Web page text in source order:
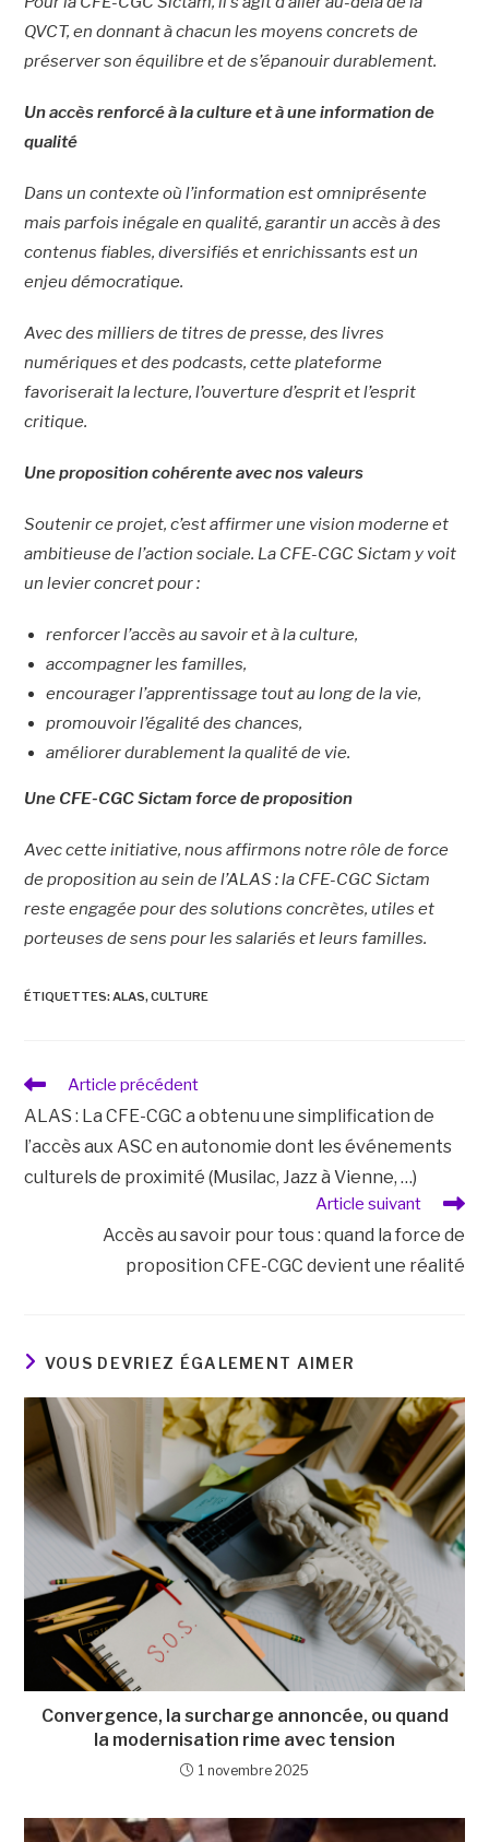
QVCT, en donnant à chacun les moyens concrets de
préserver son équilibre et de s’épanouir durablement.
Un accès renforcé à la culture et à une information de
qualité
Dans un contexte où l’information est omniprésente
mais parfois inégale en qualité, garantir un accès à des
contenus fiables, diversifiés et enrichissants est un
enjeu démocratique.
Avec des milliers de titres de presse, des livres
numériques et des podcasts, cette plateforme
favoriserait la lecture, l’ouverture d’esprit et l’esprit
critique.
Une proposition cohérente avec nos valeurs
Soutenir ce projet, c’est affirmer une vision moderne et
ambitieuse de l’action sociale. La CFE-CGC Sictam y voit
un levier concret pour :
renforcer l’accès au savoir et à la culture,
accompagner les familles,
encourager l’apprentissage tout au long de la vie,
promouvoir l’égalité des chances,
améliorer durablement la qualité de vie.
Une CFE-CGC Sictam force de proposition
Avec cette initiative, nous affirmons notre rôle de force
de proposition au sein de l’ALAS : la CFE-CGC Sictam
reste engagée pour des solutions concrètes, utiles et
porteuses de sens pour les salariés et leurs familles.
ÉTIQUETTES:ALAS, CULTURE
Article précédent
ALAS : La CFE-CGC a obtenu une simplification de
l’accès aux ASC en autonomie dont les événements
culturels de proximité (Musilac, Jazz à Vienne, …)
Article suivant
Accès au savoir pour tous : quand la force de
proposition CFE-CGC devient une réalité
VOUS DEVRIEZ ÉGALEMENT AIMER
Convergence, la surcharge annoncée, ou quand
la modernisation rime avec tension
1 novembre 2025